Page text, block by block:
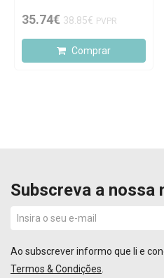
35.74€ 38.85€ PVPR
Comprar
Subscreva a nossa
Ao subscrever informo que li e
Termos & Condições